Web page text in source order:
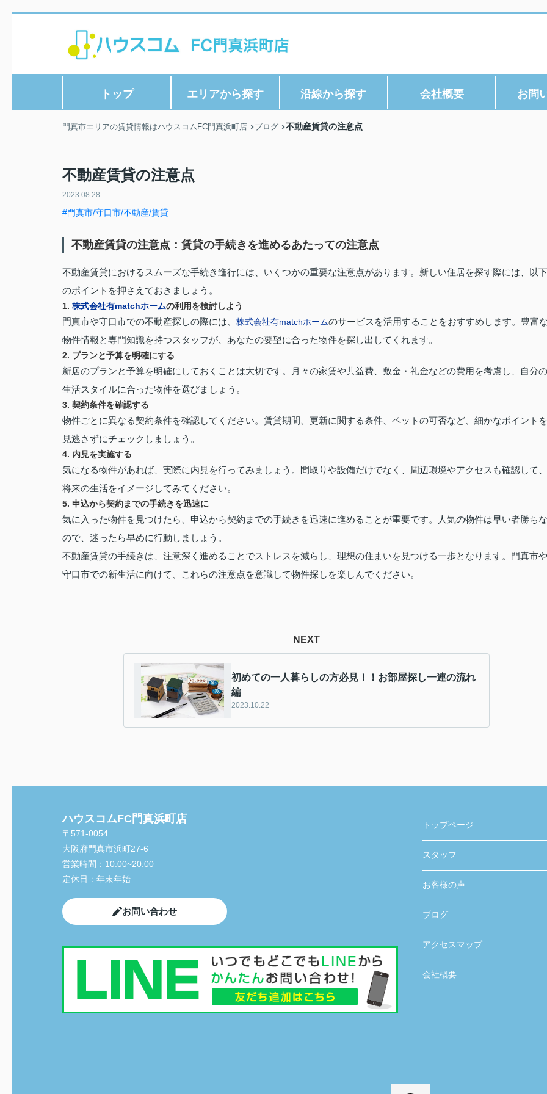
トップ エリアから探す 沿線から探す 会社概要 お問
門真市エリアの賃貸情報はハウスコムFC門真浜町店 ブログ 不動産賃貸の注意点
不動産賃貸の注意点
2023.08.28
#門真市/守口市/不動産/賃貸
不動産賃貸の注意点：賃貸の手続きを進めるあたっての注意点
不動産賃貸におけるスムーズな手続き進行には、いくつかの重要な注意点があります。新しい住居を探す際には、以下
のポイントを押さえておきましょう。
1. 株式会社有matchホームの利用を検討しよう
門真市や守口市での不動産探しの際には、 株式会社有matchホームのサービスを活用することをおすすめします。豊富
物件情報と専門知識を持つスタッフが、あなたの要望に合った物件を探し出してくれます。
2. プランと予算を明確にする
新居のプランと予算を明確にしておくことは大切です。月々の家賃や共益費、敷金・礼金などの費用を考慮し、自分の
生活スタイルに合った物件を選びましょう。
3. 契約条件を確認する
物件ごとに異なる契約条件を確認してください。賃貸期間、更新に関する条件、ペットの可否など、細かなポイントを
見逃さずにチェックしましょう。
4. 内見を実施する
気になる物件があれば、実際に内見を行ってみましょう。間取りや設備だけでなく、周辺環境やアクセスも確認して、
将来の生活をイメージしてみてください。
5. 申込から契約までの手続きを迅速に
気に入った物件を見つけたら、申込から契約までの手続きを迅速に進めることが重要です。人気の物件は早い者勝ちな
ので、迷ったら早めに行動しましょう。
不動産賃貸の手続きは、注意深く進めることでストレスを減らし、理想の住まいを見つける一歩となります。門真市や
守口市での新生活に向けて、これらの注意点を意識して物件探しを楽しんでください。
NEXT
初めての一人暮らしの方必見！！お部屋探し一連の流れ
編
2023.10.22
ハウスコムFC門真浜町店
〒571-0054
大阪府門真市浜町27-6
営業時間： 10:00~20:00
定休日： 年末年始
お問い合わせ
トップページ
スタッフ
お客様の声
ブログ
アクセスマップ
会社概要